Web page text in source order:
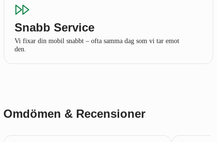
Snabb Service
Vi fixar din mobil snabbt – ofta samma dag som vi tar emot
den.
Omdömen & Recensioner